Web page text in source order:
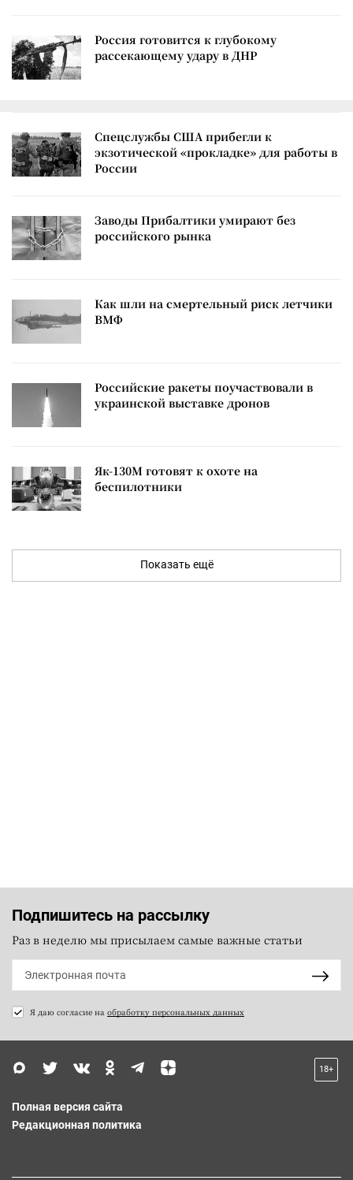
Россия готовится к глубокому
рассекающему удару в ДНР
Спецслужбы США прибегли к
экзотической «прокладке» для работы в
России
Заводы Прибалтики умирают без
российского рынка
Как шли на смертельный риск летчики
ВМФ
Российские ракеты поучаствовали в
украинской выставке дронов
Як-130М готовят к охоте на
беспилотники
Показать ещё
Подпишитесь на рассылку
Раз в неделю мы присылаем самые важные статьи
Я даю согласие на обработку персональных данных
18+
Полная версия сайта
Редакционная политика